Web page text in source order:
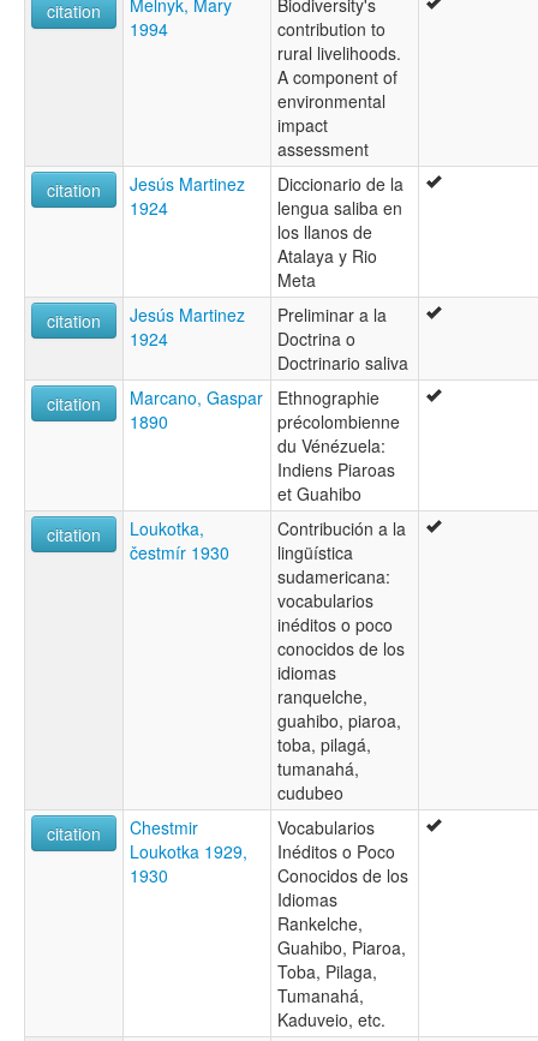
citation
Melnyk, Mary
1994
Biodiversity's
contribution to
rural livelihoods.
A component of
environmental
impact
assessment
citation
Jesús Martinez
1924
Diccionario de la
lengua saliba en
los llanos de
Atalaya y Rio
Meta
citation
Jesús Martinez
1924
Preliminar a la
Doctrina o
Doctrinario saliva
citation
Marcano, Gaspar
1890
Ethnographie
précolombienne
du Vénézuela:
Indiens Piaroas
et Guahibo
citation
Loukotka,
čestmír 1930
Contribución a la
lingüística
sudamericana:
vocabularios
inéditos o poco
conocidos de los
idiomas
ranquelche,
guahibo, piaroa,
toba, pilagá,
tumanahá,
cudubeo
citation
Chestmir
Loukotka 1929,
1930
Vocabularios
Inéditos o Poco
Conocidos de los
Idiomas
Rankelche,
Guahibo, Piaroa,
Toba, Pilaga,
Tumanahá,
Kaduveio, etc.